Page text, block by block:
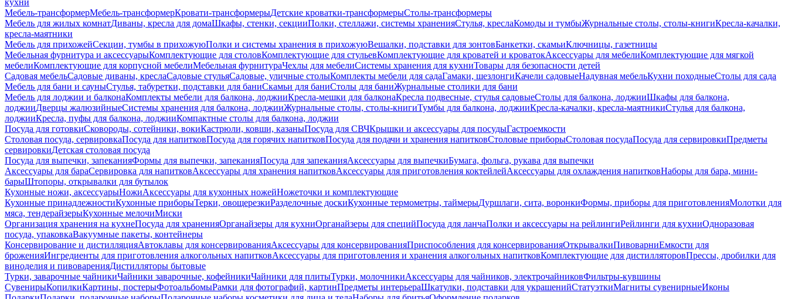
кухни
Мебель-трансформерМебель-трансформерКровати-трансформерыДетские кроватки-трансформерыСтолы-трансформеры
Мебель для жилых комнатДиваны, кресла для домаШкафы, стенки, секцииПолки, стеллажи, системы храненияСтулья, креслаКомоды и тумбыЖурнальные столы, столы-книгиКресла-качалки,
кресла-маятники
Мебель для прихожейСекции, тумбы в прихожуюПолки и системы хранения в прихожуюВешалки, подставки для зонтовБанкетки, скамьиКлючницы, газетницы
Мебельная фурнитура и аксессуарыКомплектующие для столовКомплектующие для стульевКомплектующие для кроватей и кроватокАксессуары для мебелиКомплектующие для мягкой
мебелиКомплектующие для корпусной мебелиМебельная фурнитураЧехлы для мебелиСистемы хранения для кухниТовары для безопасности детей
Садовая мебельСадовые диваны, креслаСадовые стульяСадовые, уличные столыКомплекты мебели для садаГамаки, шезлонгиКачели садовыеНадувная мебельКухни походныеСтолы для сада
Мебель для бани и сауныСтулья, табуретки, подставки для баниСкамьи для баниСтолы для баниЖурнальные столики для бани
Мебель для лоджии и балконаКомплекты мебели для балкона, лоджииКресла-мешки для балконаКресла подвесные, стулья садовыеСтолы для балкона, лоджииШкафы для балкона,
лоджииДверцы жалюзийныеСистемы хранения для балкона, лоджииЖурнальные столы, столы-книгиТумбы для балкона, лоджииКресла-качалки, кресла-маятникиСтулья для балкона,
лоджииКресла, пуфы для балкона, лоджииКомпактные столы для балкона, лоджии
Посуда для готовкиСковороды, сотейники, вокиКастрюли, ковши, казаныПосуда для СВЧКрышки и аксессуары для посудыГастроемкости
Столовая посуда, сервировкаПосуда для напитковПосуда для горячих напитковПосуда для подачи и хранения напитковСтоловые приборыСтоловая посудаПосуда для сервировкиПредметы
сервировкиДетская столовая посуда
Посуда для выпечки, запеканияФормы для выпечки, запеканияПосуда для запеканияАксессуары для выпечкиБумага, фольга, рукава для выпечки
Аксессуары для бараСервировка для напитковАксессуары для хранения напитковАксессуары для приготовления коктейлейАксессуары для охлаждения напитковНаборы для бара, мини-
барыШтопоры, открывалки для бутылок
Кухонные ножи, аксессуарыНожиАксессуары для кухонных ножейНожеточки и комплектующие
Кухонные принадлежностиКухонные приборыТерки, овощерезкиРазделочные доскиКухонные термометры, таймерыДуршлаги, сита, воронкиФормы, приборы для приготовленияМолотки для
мяса, тендерайзерыКухонные мелочиМиски
Организация хранения на кухнеПосуда для храненияОрганайзеры для кухниОрганайзеры для специйПосуда для ланчаПолки и аксессуары на рейлингиРейлинги для кухниОдноразовая
посуда, упаковкаВакуумные пакеты, контейнеры
Консервирование и дистилляцияАвтоклавы для консервированияАксессуары для консервированияПриспособления для консервированияОткрывалкиПивоварниЕмкости для
броженияИнгредиенты для приготовления алкогольных напитковАксессуары для приготовления и хранения алкогольных напитковКомплектующие для дистилляторовПрессы, дробилки для
виноделия и пивоваренияДистилляторы бытовые
Турки, заварочные чайникиЧайники заварочные, кофейникиЧайники для плитыТурки, молочникиАксессуары для чайников, электрочайниковФильтры-кувшины
СувенирыКопилкиКартины, постерыФотоальбомыРамки для фотографий, картинПредметы интерьераШкатулки, подставки для украшенийСтатуэткиМагниты сувенирныеИконы